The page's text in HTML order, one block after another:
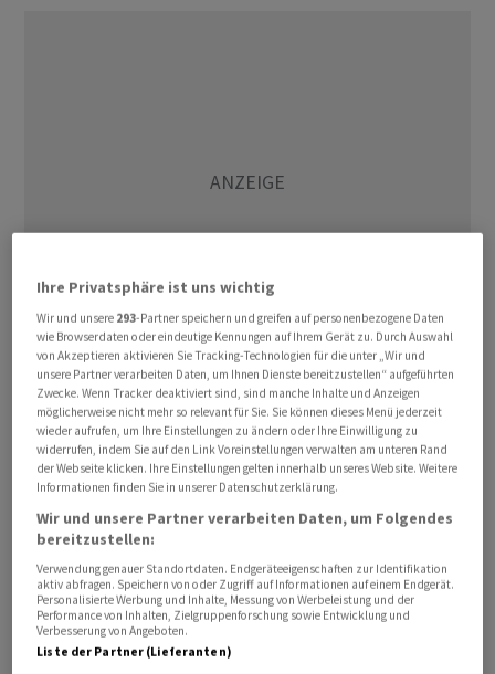
Die US-Arzneimittelbehörde FDA habe den Antrag zur
Prüfung angenommen, teilteRocheam Freitag mit.
Eine Entscheidung werde die Behörde bis spätestens
zum 18. Dezember treffen.
Der Antrag folgt auf die positiven Daten, dieRoche
Ende September für das Prüfmedikament vorgelegt
hatte. In der zulassungsrelevanten evERA-Studie hatte
das neuartige Krebsmittel Giredestrant in Kombination
mit dem bereits bekannten Medikament Everolimus die
gesteckten Ziele erreicht. Demnach kann die neue
Ihre Privatsphäre ist uns wichtig
Wir und unsere 293-Partner speichern und greifen auf personenbezogene Daten
wie Browserdaten oder eindeutige Kennungen auf Ihrem Gerät zu. Durch Auswahl
von Akzeptieren aktivieren Sie Tracking-Technologien für die unter „Wir und
unsere Partner verarbeiten Daten, um Ihnen Dienste bereitzustellen“ aufgeführten
Zwecke. Wenn Tracker deaktiviert sind, sind manche Inhalte und Anzeigen
möglicherweise nicht mehr so relevant für Sie. Sie können dieses Menü jederzeit
wieder aufrufen, um Ihre Einstellungen zu ändern oder Ihre Einwilligung zu
widerrufen, indem Sie auf den Link Voreinstellungen verwalten am unteren Rand
der Webseite klicken. Ihre Einstellungen gelten innerhalb unseres Website. Weitere
Informationen finden Sie in unserer Datenschutzerklärung.
Wir und unsere Partner verarbeiten Daten, um Folgendes
bereitzustellen:
Verwendung genauer Standortdaten. Endgeräteeigenschaften zur Identifikation
aktiv abfragen. Speichern von oder Zugriff auf Informationen auf einem Endgerät.
Personalisierte Werbung und Inhalte, Messung von Werbeleistung und der
Performance von Inhalten, Zielgruppenforschung sowie Entwicklung und
Verbesserung von Angeboten.
Liste der Partner (Lieferanten)